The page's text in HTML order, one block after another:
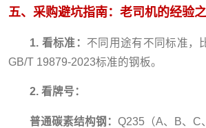
五、采购避坑指南：老司机的经验
1. 看标准： 不同用途有不同标准，
GB/T 19879-2023标准的钢板。
2. 看牌号：
普通碳素结构钢：Q235（A、B、C